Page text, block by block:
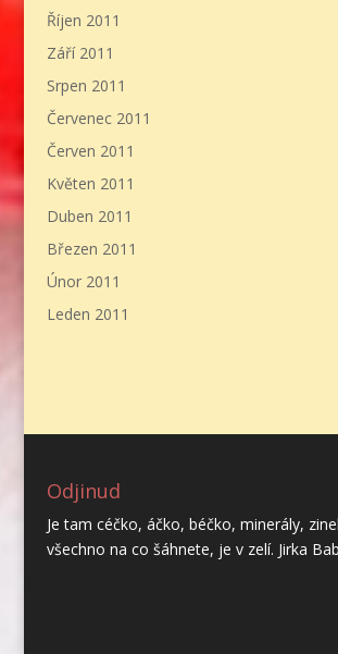
Říjen 2011
Září 2011
Srpen 2011
Červenec 2011
Červen 2011
Květen 2011
Duben 2011
Březen 2011
Únor 2011
Leden 2011
Odjinud
Je tam céčko, áčko, béčko, minerály,
všechno na co šáhnete, je v zelí. Jirka